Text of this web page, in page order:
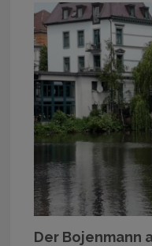
Der Bojenmann